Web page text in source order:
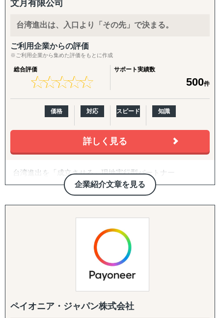
作までを一貫して支援。LinkedIn施策と連動した導線設計
により、海外の意思決定者・キーパーソンとの継続的な接
点を構築し、商談創出につなげます。
当社は2012年に中国・上海で創業し、帰国後は大手企業を
含む多様なBtoB企業の海外展開を支援してきました。国際
的な経験を持つメンバーが、文化や商習慣の違いを踏まえ
た多言語表現やコンテンツ設計を行い、英語圏・中国圏を
中心とした海外市場に対応しています。
デジタルを起点に、LinkedIn運用と多言語サイトを組み合
わせた海外営業・マーケティングを仕組み化したい企業に
とって、戦略立案から実行までを伴走する実践的なパート
ナーです。
文月有限公司
台湾進出は、入口より「その先」で決まる。
ご利用企業からの評価
※ご利用企業から集めた評価をもとに作成
総合評価
★★★★★
★★★★★
サポート実績数
500件
価格 対応 スピード 知識
詳しく見る
企業紹介文章を見る
台湾進出を「成立させる」現地実行型パートナー
台湾進出の支援は数多くあります。ただ、その中には、日
本で受注して現地の作業を外に投げる形も少なくありませ
入口の設計、つまり進出プランや初期の段取りは、それで
も形になります。分かれ目はその先です。台湾進出は、情
報の量では決まりません。現地で誰が動くかで結果が決ま
私たちは、日本企業の台湾案件を現地側で数多く動かして
きました。商談の調整、取引先の探索、交渉、制度の確認
まで、表に出にくい実務を担ってきた立場です。
ペイオニア・ジャパン株式会社